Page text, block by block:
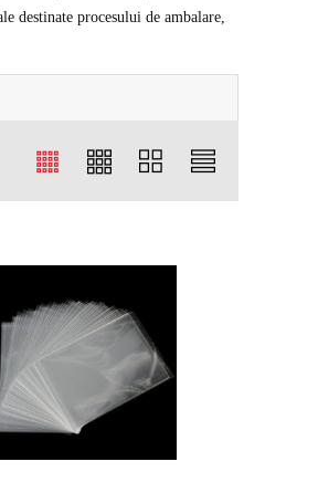
destinate procesului de ambalare,